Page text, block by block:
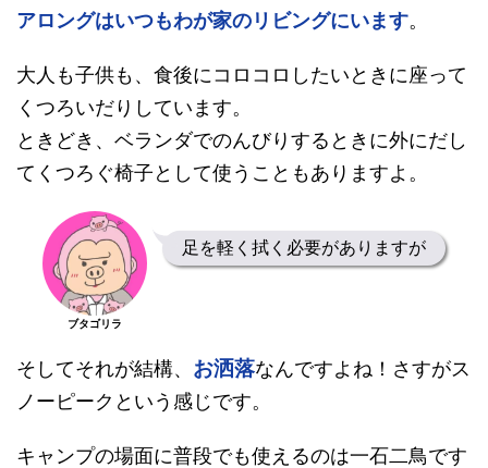
アロングはいつもわが家のリビングにいます。
大人も子供も、食後にコロコロしたいときに座って
くつろいだりしています。
ときどき、ベランダでのんびりするときに外にだし
てくつろぐ椅子として使うこともありますよ。
ブタゴリラ
足を軽く拭く必要がありますが
そしてそれが結構、 お洒落なんですよね！さすがス
ノーピークという感じです。
キャンプの場面に普段でも使えるのは一石二鳥です